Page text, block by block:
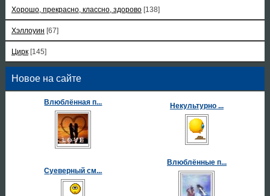
Хорошо, прекрасно, классно, здорово [138]
Хэллоуин [67]
Цирк [145]
Новое на сайте
Влюблённая п... Некультурно ...
Суеверный см...
Влюблённые п...